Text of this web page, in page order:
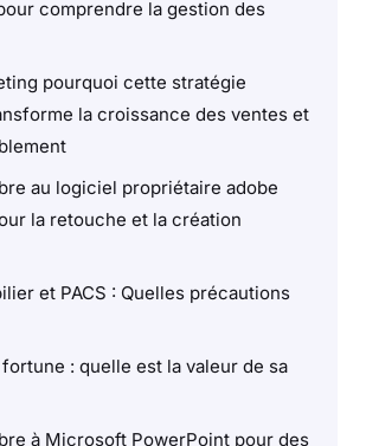
comprendre la gestion des
pourquoi cette stratégie
la croissance des ventes et
au logiciel propriétaire adobe
la retouche et la création
et PACS : Quelles précautions
: quelle est la valeur de sa
à Microsoft PowerPoint pour des